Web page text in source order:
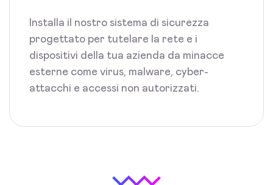
Installa il nostro sistema di sicurezza
progettato per tutelare la rete e i
dispositivi della tua azienda da minacce
esterne come virus, malware, cyber-
attacchi e accessi non autorizzati.